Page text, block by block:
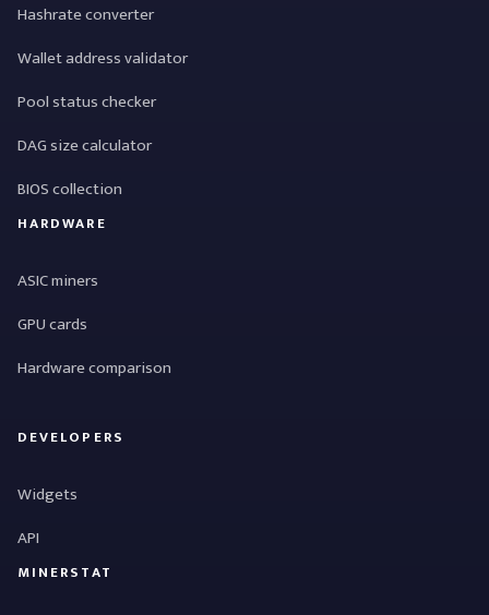
Hashrate converter
Wallet address validator
Pool status checker
DAG size calculator
BIOS collection
HARDWARE
ASIC miners
GPU cards
Hardware comparison
DEVELOPERS
Widgets
API
MINERSTAT